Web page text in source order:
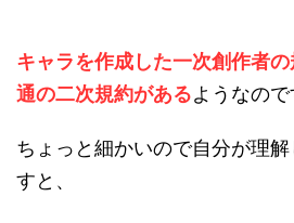
キャラを作成した一次創作者
通の二次規約があるようなので
ちょっと細かいので自分が理
すと、